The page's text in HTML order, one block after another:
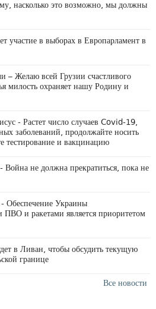
насколько это возможно, мы должны
участие в выборах в Европарламент в
– Желаю всей Грузии счастливого
милость охраняет нашу Родину и
- Растет число случаев Covid-19,
заболеваний, продолжайте носить
тестирование и вакцинацию
Война не должна прекратиться, пока не
Обеспечение Украины
и ракетами является приоритетом
в Ливан, чтобы обсудить текущую
границе
Все новости